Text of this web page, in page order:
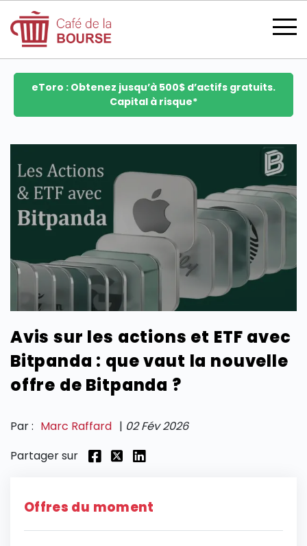
se connecter
devenir membre
CATÉGORIES
SECTIONS
eToro : Obtenez jusqu’à 500$ d’actifs gratuits.
Capital à risque*
Avis sur les actions et ETF avec
Bitpanda : que vaut la nouvelle
offre de Bitpanda ?
Par : Marc Raffard | 02 Fév 2026
Partager sur
Offres du moment